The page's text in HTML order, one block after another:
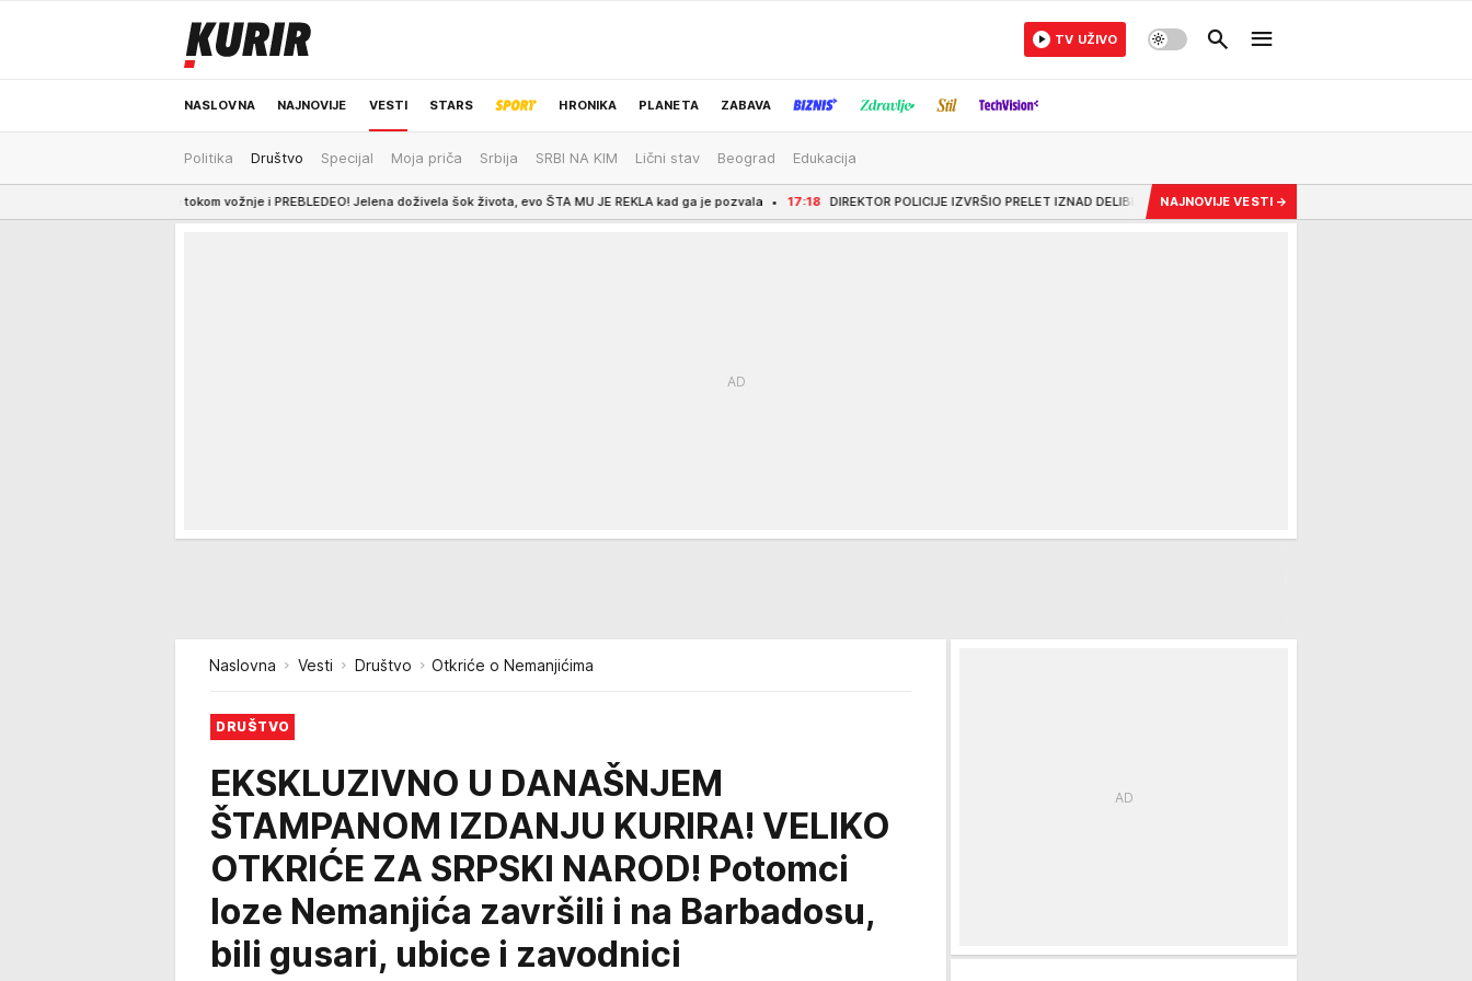
NASLOVNA NAJNOVIJE VESTI STARS HRONIKA PLANETA ZABAVA
ODRŽIVA BUDUĆNOST REGION NEWS IZBOR UREDNIKA
TV UŽIVO
Politika Društvo Specijal Moja priča Srbija SRBI NA KIM Lični stav Beograd Edukacija
Okrenuo se tokom vožnje i PREBLEDEO! Jelena doživela šok života, evo ŠTA MU JE REKLA kad ga je pozvala 17:18 DIREKTOR POLICIJE IZVRŠIO PRELET IZNAD DELIBLATSKE PEŠČARE Nema povlačenja u ovoj dramatičnoj borbi! Zaštitu
NAJNOVIJE VESTI →
Naslovna Vesti Društvo Otkriće o Nemanjićima
DRUŠTVO
EKSKLUZIVNO U DANAŠNJEM
ŠTAMPANOM IZDANJU KURIRA! VELIKO
OTKRIĆE ZA SRPSKI NAROD! Potomci
loze Nemanjića završili i na Barbadosu,
bili gusari, ubice i zavodnici